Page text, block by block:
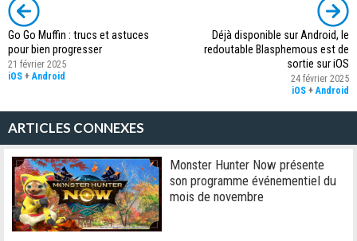
Go Go Muffin : trucs et astuces
pour bien progresser
21 février 2025
iOS +Android
Déjà disponible sur Android, le
redoutable Blasphemous est de
sortie sur iOS
24 février 2025
iOS +Android
ARTICLES CONNEXES
Monster Hunter Now présente
son programme événementiel du
mois de novembre